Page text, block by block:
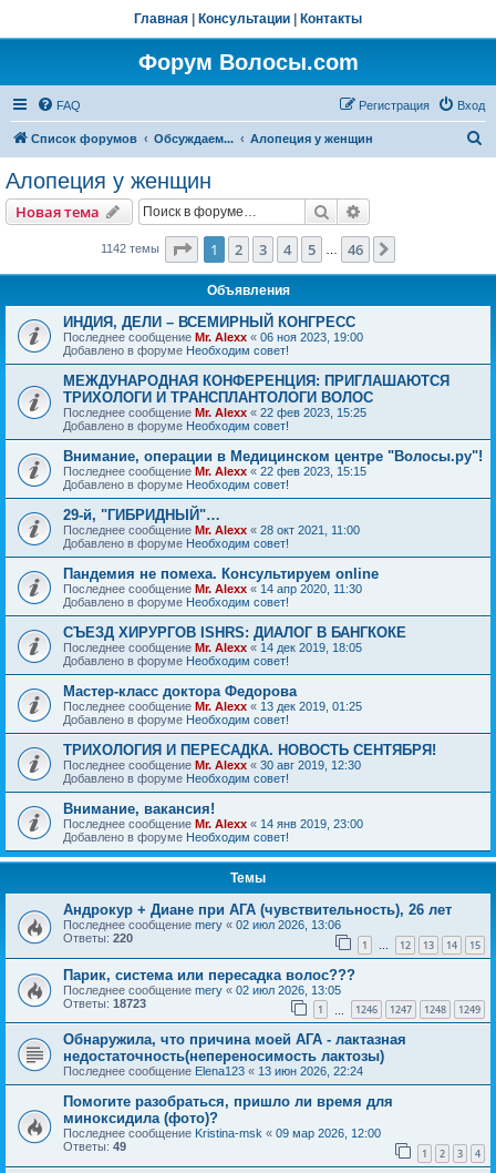
Главная Консультации Контакты
Форум Волосы.com
FAQ Вход
Регистрация
Список форумов Обсуждаем... Алопеция у женщин
Алопеция у женщин
Новая тема Поиск
1142 темы Страница из 46
1 2 3 4 5 46
Объявления
ИНДИЯ, ДЕЛИ – ВСЕМИРНЫЙ КОНГРЕСС
Последнее сообщение Mr. Alexx « 06 ноя 2023, 19:00
Добавлено в форуме Необходим совет!
МЕЖДУНАРОДНАЯ КОНФЕРЕНЦИЯ: ПРИГЛАШАЮТСЯ
ТРИХОЛОГИ И ТРАНСПЛАНТОЛОГИ ВОЛОС
Последнее сообщение Mr. Alexx « 22 фев 2023, 15:25
Добавлено в форуме Необходим совет!
Внимание, операции в Медицинском центре "Волосы.ру"!
Последнее сообщение Mr. Alexx « 22 фев 2023, 15:15
Добавлено в форуме Необходим совет!
29-й, "ГИБРИДНЫЙ"…
Последнее сообщение Mr. Alexx « 28 окт 2021, 11:00
Добавлено в форуме Необходим совет!
Пандемия не помеха. Консультируем online
Последнее сообщение Mr. Alexx « 14 апр 2020, 11:30
Добавлено в форуме Необходим совет!
СЪЕЗД ХИРУРГОВ ISHRS: ДИАЛОГ В БАНГКОКЕ
Последнее сообщение Mr. Alexx « 14 дек 2019, 18:05
Добавлено в форуме Необходим совет!
Мастер-класс доктора Федорова
Последнее сообщение Mr. Alexx « 13 дек 2019, 01:25
Добавлено в форуме Необходим совет!
ТРИХОЛОГИЯ И ПЕРЕСАДКА. НОВОСТЬ СЕНТЯБРЯ!
Последнее сообщение Mr. Alexx « 30 авг 2019, 12:30
Добавлено в форуме Необходим совет!
Внимание, вакансия!
Последнее сообщение Mr. Alexx « 14 янв 2019, 23:00
Добавлено в форуме Необходим совет!
Темы
Андрокур + Диане при АГА (чувствительность), 26 лет
Последнее сообщение mery « 02 июл 2026, 13:06
Ответы: 220 1 … 12 13 14 15
Парик, система или пересадка волос???
Последнее сообщение mery « 02 июл 2026, 13:05
Ответы: 18723 1 1246 1247 1248 1249
Обнаружила, что причина моей АГА - лактазная
недостаточность(непереносимость лактозы)
Последнее сообщение Elena123 « 13 июн 2026, 22:24
Помогите разобраться, пришло ли время для
миноксидила (фото)?
Последнее сообщение Kristina-msk « 09 мар 2026, 12:00
Ответы: 49 1 2 3 4